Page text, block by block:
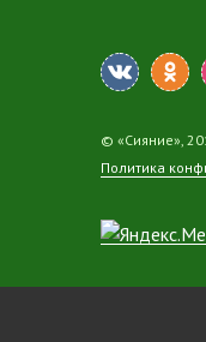
© «Сияние»,
Политика